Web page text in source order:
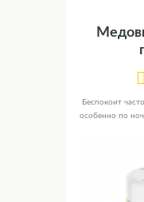
Беспокоит
особенно по